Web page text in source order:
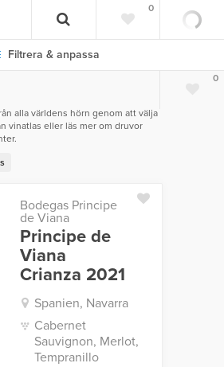
0
0
Filtrera & anpassa
alla världens hörn genom att välja
vinatlas eller läs mer om druvor
Bodegas Principe
de Viana
Principe de
Viana
Crianza 2021
Spanien, Navarra
Cabernet
Sauvignon, Merlot,
Tempranillo